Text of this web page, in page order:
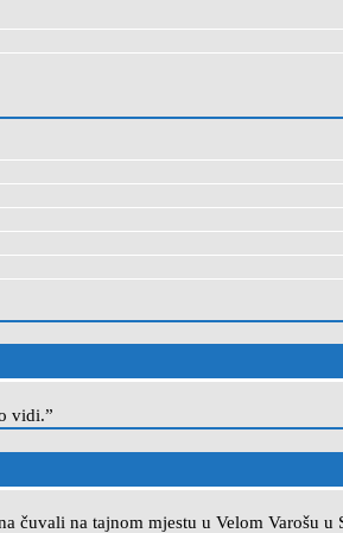
vidi.”
čuvali na tajnom mjestu u Velom Varošu